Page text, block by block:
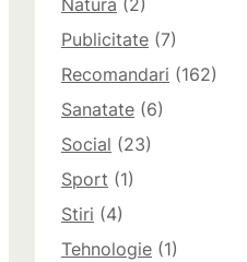
Natura (2)
Publicitate (7)
Recomandari (162)
Sanatate (6)
Social (23)
Sport (1)
Stiri (4)
Tehnologie (1)